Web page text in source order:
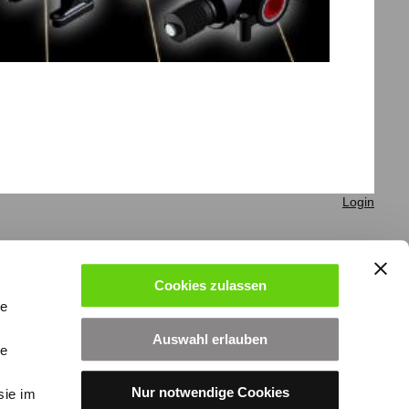
im
Cookies zulassen
Auswahl erlauben
Nur notwendige Cookies
Login